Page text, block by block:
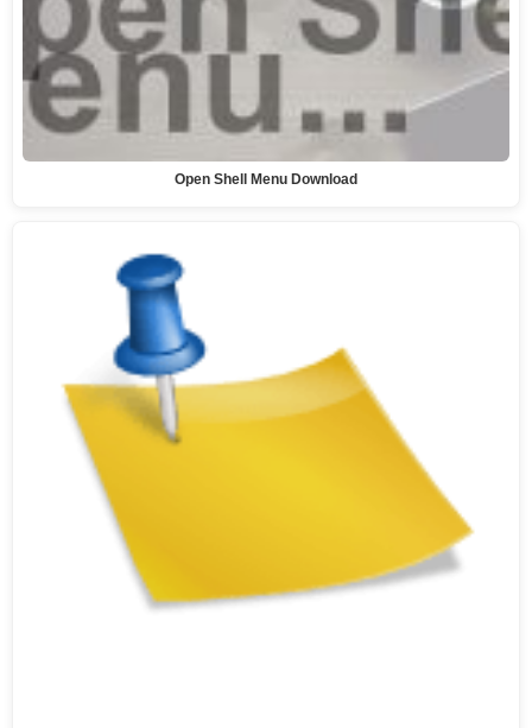
Open Shell Menu Download